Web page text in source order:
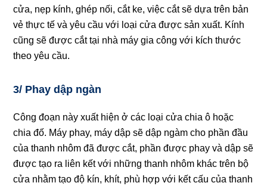
cửa, nẹp kính, ghép nối, cắt ke, việc cắt sẽ dựa trên bản
vẻ thực tế và yêu cầu với loại cửa được sản xuất. Kính
cũng sẽ được cắt tại nhà máy gia công với kích thước
theo yêu cầu.
3/ Phay dập ngàn
Công đoạn này xuất hiện ở các loại cửa chia ô hoặc
chia đố. Máy phay, máy dập sẽ dập ngàm cho phần đầu
của thanh nhôm đã được cắt, phần được phay và dập sẽ
được tạo ra liên kết với những thanh nhôm khác trên bộ
cửa nhằm tạo độ kín, khít, phù hợp với kết cấu của thanh